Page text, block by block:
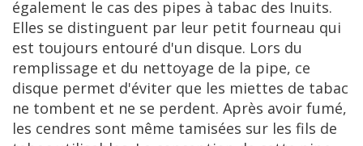
également le cas des pipes à tabac des Inuits.
Elles se distinguent par leur petit fourneau qui
est toujours entouré d'un disque. Lors du
remplissage et du nettoyage de la pipe, ce
disque permet d'éviter que les miettes de tabac
ne tombent et ne se perdent. Après avoir fumé,
les cendres sont même tamisées sur les fils de